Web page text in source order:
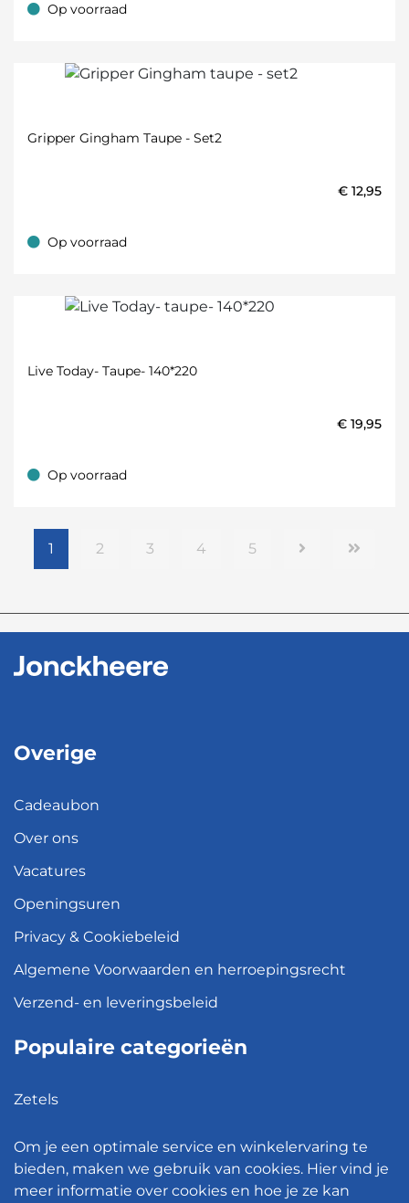
Op voorraad
Op voorraad
Gripper Gingham Taupe - Set2
€ 12,95
Op voorraad
Op voorraad
Live Today- Taupe- 140*220
€ 19,95
Op voorraad
Op voorraad
1 2 3 4 5
Overige
Cadeaubon
Over ons
Vacatures
Openingsuren
Privacy & Cookiebeleid
Algemene Voorwaarden en herroepingsrecht
Verzend- en leveringsbeleid
Populaire categorieën
Zetels
Hanglampen
Bureaustoelen
Om je een optimale service en winkelervaring te
bieden, maken we gebruik van cookies. Hier vind je
meer informatie over cookies en hoe je ze kan